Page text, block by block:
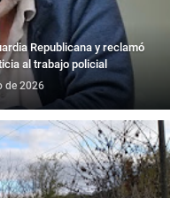
Republicana y reclamó
al trabajo policial
de 2026